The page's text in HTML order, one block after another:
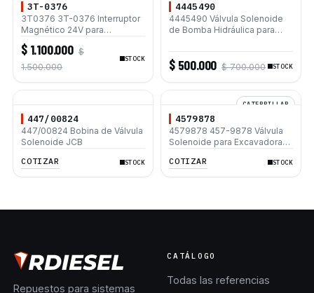
3T-0376
3T0376 3T-0376 Interruptor
Magnético 24V para
Caterpillar 312B 312C 320C
325C 330B 330C 345B
$ 1.100.000 $
1.500.000
STOCK
4445490
4445490 Válvula Solenoide
de Bomba Hidráulica para
ZX200
$ 500.000 $ 700.000 STOCK
447/00824
447/00824 Bobina de Válvula
Solenoide JCB
COTIZAR
STOCK
CATERPILLAR
4579878
4579878 457-9878 Válvula
Solenoide para Excavadora
320D 330C
COTIZAR STOCK
Repuestos para sistemas
CATÁLOGO
Todas las referencias